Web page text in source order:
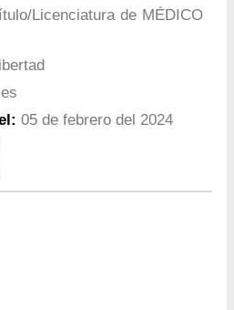
Licenciatura de MÉDICO
05 de febrero del 2024